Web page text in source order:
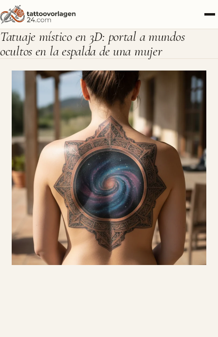
Tatuaje místico en 3D: portal a mundos
ocultos en la espalda de una mujer